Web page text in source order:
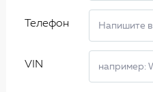
Телефон
VIN